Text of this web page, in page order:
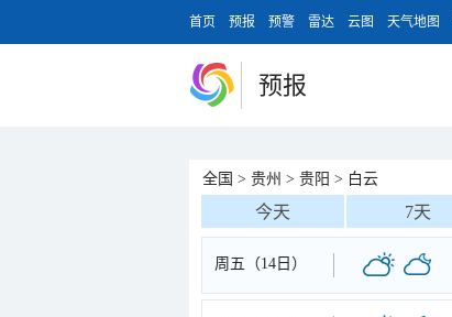
首页 预报 预警 雷达 云图 天气地图
预报
全国 > 贵州 > 贵阳 > 白云
今天 7天
周五（14日）